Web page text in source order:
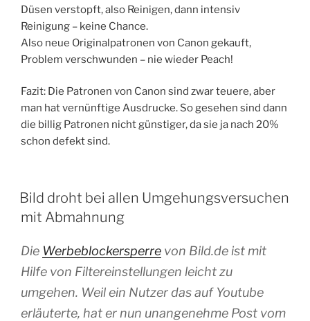
Düsen verstopft, also Reinigen, dann intensiv
Reinigung – keine Chance.
Also neue Originalpatronen von Canon gekauft,
Problem verschwunden – nie wieder Peach!
Fazit: Die Patronen von Canon sind zwar teuere, aber
man hat vernünftige Ausdrucke. So gesehen sind dann
die billig Patronen nicht günstiger, da sie ja nach 20%
schon defekt sind.
VERÖFFENTLICHT
AM
Bild droht bei allen Umgehungsversuchen
mit Abmahnung
Die Werbeblockersperre von Bild.de ist mit
Hilfe von Filtereinstellungen leicht zu
umgehen. Weil ein Nutzer das auf Youtube
erläuterte, hat er nun unangenehme Post vom